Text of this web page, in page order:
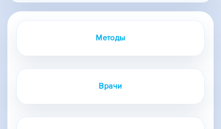
Методы
Врачи